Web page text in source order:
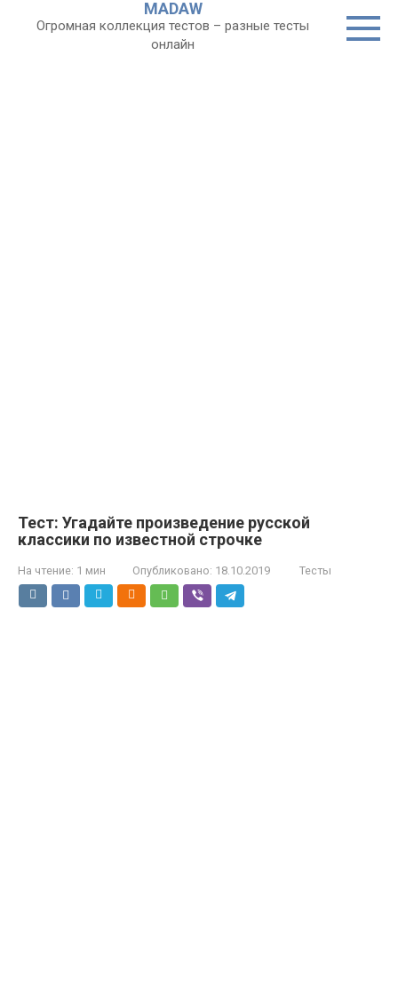
MADAW
Огромная коллекция тестов – разные тесты
онлайн
Тест: Угадайте произведение русской
классики по известной строчке
На чтение: 1 мин Опубликовано: 18.10.2019 Тесты